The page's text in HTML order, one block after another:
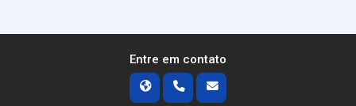
Entre em contato